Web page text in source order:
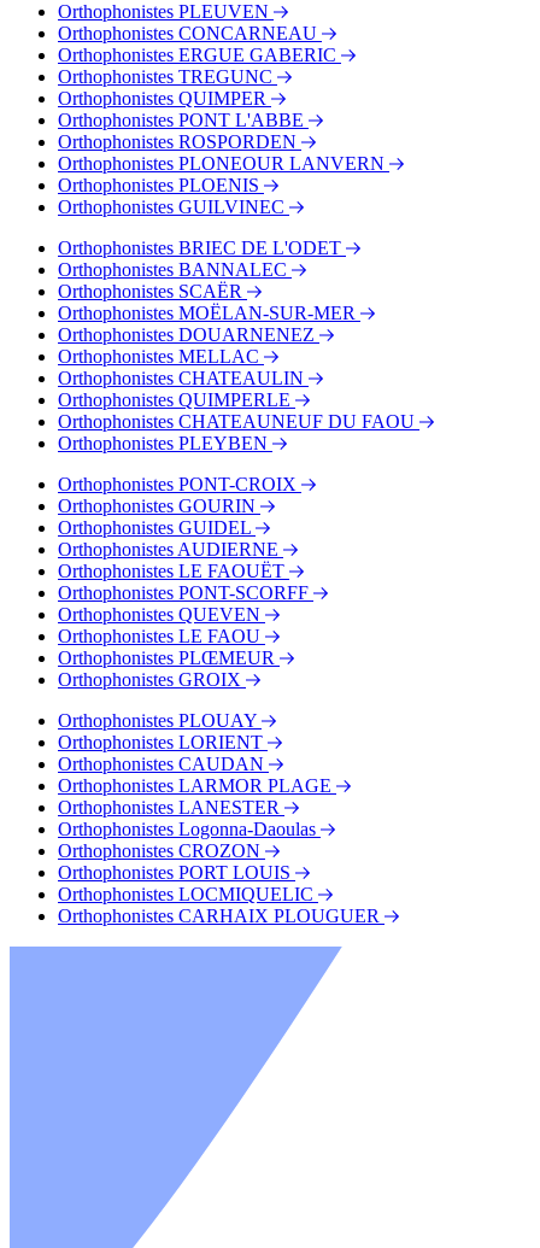
Orthophonistes PLEUVEN
Orthophonistes CONCARNEAU
Orthophonistes ERGUE GABERIC
Orthophonistes TREGUNC
Orthophonistes QUIMPER
Orthophonistes PONT L'ABBE
Orthophonistes ROSPORDEN
Orthophonistes PLONEOUR LANVERN
Orthophonistes PLOENIS
Orthophonistes GUILVINEC
Orthophonistes BRIEC DE L'ODET
Orthophonistes BANNALEC
Orthophonistes SCAËR
Orthophonistes MOËLAN-SUR-MER
Orthophonistes DOUARNENEZ
Orthophonistes MELLAC
Orthophonistes CHATEAULIN
Orthophonistes QUIMPERLE
Orthophonistes CHATEAUNEUF DU FAOU
Orthophonistes PLEYBEN
Orthophonistes PONT-CROIX
Orthophonistes GOURIN
Orthophonistes GUIDEL
Orthophonistes AUDIERNE
Orthophonistes LE FAOUËT
Orthophonistes PONT-SCORFF
Orthophonistes QUEVEN
Orthophonistes LE FAOU
Orthophonistes PLŒMEUR
Orthophonistes GROIX
Orthophonistes PLOUAY
Orthophonistes LORIENT
Orthophonistes CAUDAN
Orthophonistes LARMOR PLAGE
Orthophonistes LANESTER
Orthophonistes Logonna-Daoulas
Orthophonistes CROZON
Orthophonistes PORT LOUIS
Orthophonistes LOCMIQUELIC
Orthophonistes CARHAIX PLOUGUER